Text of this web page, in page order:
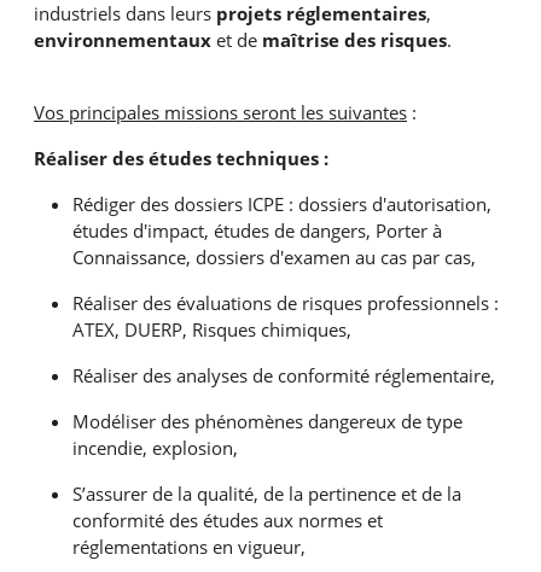
industriels dans leurs projets réglementaires,
environnementaux et de maîtrise des risques.
Vos principales missions seront les suivantes :
Réaliser des études techniques :
Rédiger des dossiers ICPE : dossiers d'autorisation,
études d'impact, études de dangers, Porter à
Connaissance, dossiers d'examen au cas par cas,
Réaliser des évaluations de risques professionnels :
ATEX, DUERP, Risques chimiques,
Réaliser des analyses de conformité réglementaire,
Modéliser des phénomènes dangereux de type
incendie, explosion,
S’assurer de la qualité, de la pertinence et de la
conformité des études aux normes et
réglementations en vigueur,